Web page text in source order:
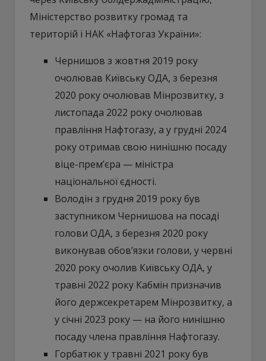
Міністерство розвитку громад та
територій і НАК «Нафтогаз України»:
Чернишов з жовтня 2019 року
очолював Київську ОДА, з березня
2020 року очолював Мінрозвитку, з
листопада 2022 року очолював
правління Нафтогазу, а у грудні 2024
року отримав свою нинішню посаду
віце-прем’єра — міністра
національної єдності.
Володін з грудня 2019 року був
заступником Чернишова на посаді
голови ОДА, з березня 2020 року
виконував обов’язки голови, у червні
2020 року очолив Київську ОДА, у
травні 2022 року Кабмін призначив
його держсекретарем Мінрозвитку, а
у січні 2023 року — на його нинішню
посаду члена правління Нафтогазу.
Горбатюк у травні 2021 року був